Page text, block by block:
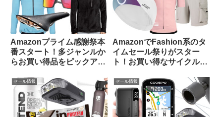
Amazonプライム感謝祭本
番スタート！多ジャンルか
らお買い得品をピックアッ
AmazonでFashion系のタ
イムセール祭りがスター
ト！お買い得なサイクルウ
ました
セール情報 セール情報